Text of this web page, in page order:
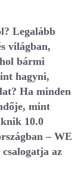
Legalább
világban,
bármi
hagyni,
Ha minden
mint
10.0
– WE
az